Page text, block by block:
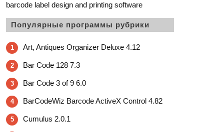
barcode label design and printing software
Популярные программы рубрики
1 Art, Antiques Organizer Deluxe 4.12
2 Bar Code 128 7.3
3 Bar Code 3 of 9 6.0
4 BarCodeWiz Barcode ActiveX Control 4.82
5 Cumulus 2.0.1